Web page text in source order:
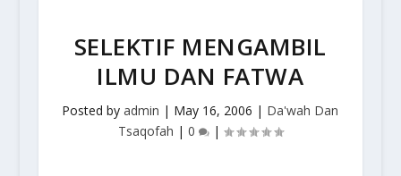
SELEKTIF MENGAMBIL
ILMU DAN FATWA
Posted byadmin | May 16, 2006 | Da'wah Dan
Tsaqofah | 0 |